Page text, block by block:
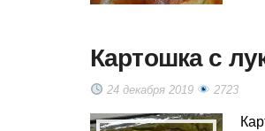
Картошка с
24 декабря 2019 2723